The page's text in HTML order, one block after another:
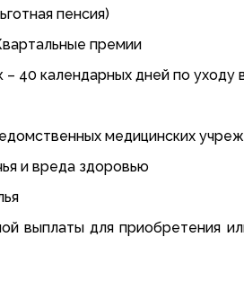
пенсия)
премии
40 календарных дней по уходу
медицинских
и вреда здоровью
выплаты для приобретения